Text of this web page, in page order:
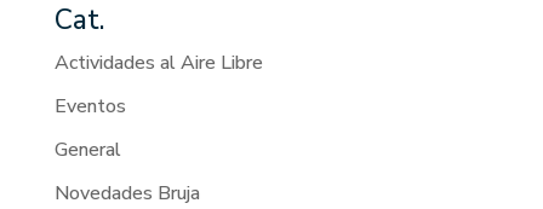
Cat.
Actividades al Aire Libre
Eventos
General
Novedades Bruja